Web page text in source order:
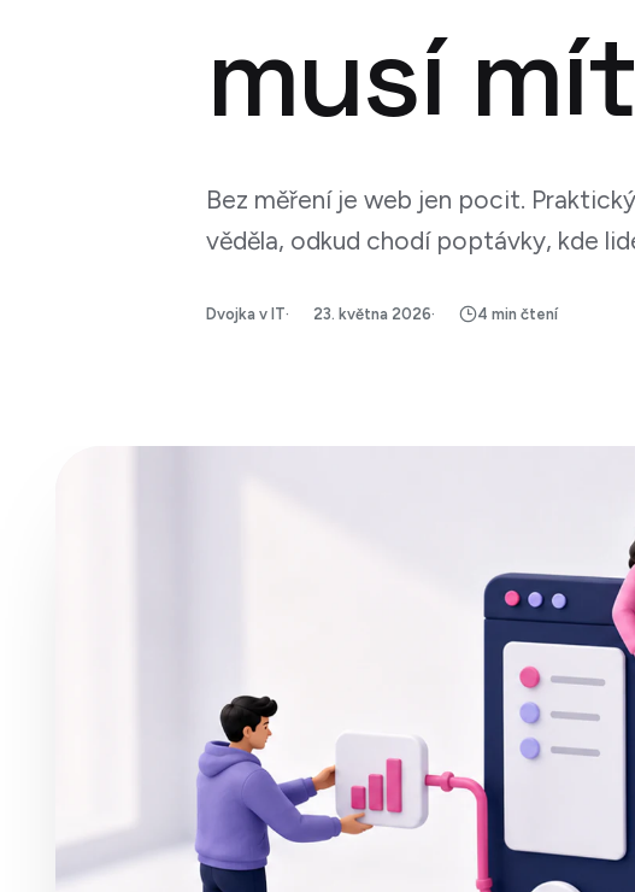
musí
Bez měření je web jen pocit.
věděla, odkud chodí poptávky, kde
Dvojka v IT 23. května 2026 4 min čtení